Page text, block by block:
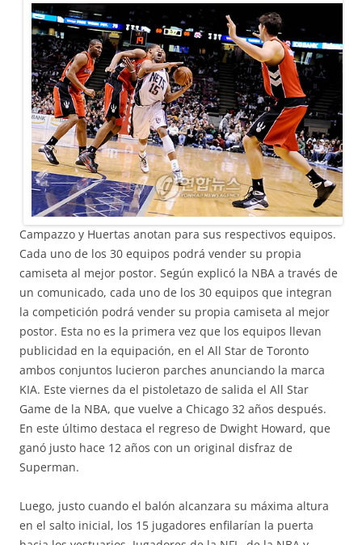
Campazzo y Huertas anotan para sus respectivos equipos.
Cada uno de los 30 equipos podrá vender su propia
camiseta al mejor postor. Según explicó la NBA a través de
un comunicado, cada uno de los 30 equipos que integran
la competición podrá vender su propia camiseta al mejor
postor. Esta no es la primera vez que los equipos llevan
publicidad en la equipación, en el All Star de Toronto
ambos conjuntos lucieron parches anunciando la marca
KIA. Este viernes da el pistoletazo de salida el All Star
Game de la NBA, que vuelve a Chicago 32 años después.
En este último destaca el regreso de Dwight Howard, que
ganó justo hace 12 años con un original disfraz de
Superman.
Luego, justo cuando el balón alcanzara su máxima altura
en el salto inicial, los 15 jugadores enfilarían la puerta